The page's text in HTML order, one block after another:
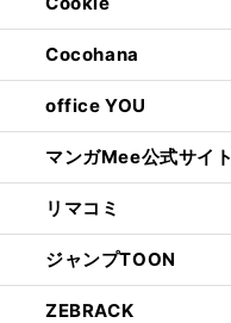
Cocohana
office YOU
マンガMee公式サイト
リマコミ
ジャンプTOON
ZEBRACK